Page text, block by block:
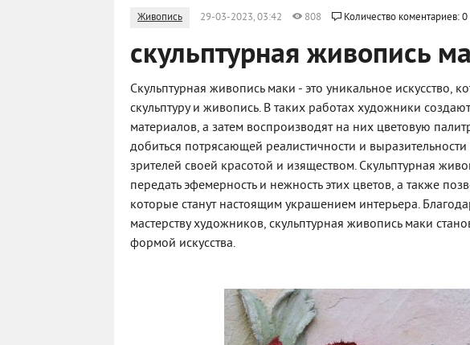
Живопись 29-03-2023, 03:42 808 Количество коментариев: 0
скульптурная живопись
Скульптурная живопись маки - это уникальное искусство,
скульптуру и живопись. В таких работах художники
материалов, а затем воспроизводят на них цветовую
добиться потрясающей реалистичности и
зрителей своей красотой и изяществом. Скульптурная
передать эфемерность и нежность этих цветов, а также
которые станут настоящим украшением интерьера.
мастерству художников, скульптурная живопись маки
формой искусства.